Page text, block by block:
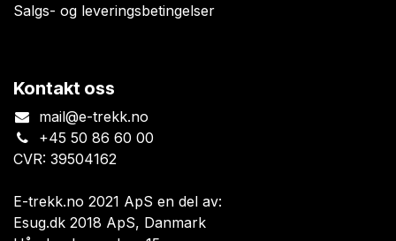
Salgs- og leveringsbetingelser
Kontakt oss
mail@e-trekk.no
+45 50 86 60 00
CVR: 39504162
E-trekk.no 2021 ApS en del av:
Esug.dk 2018 ApS, Danmark